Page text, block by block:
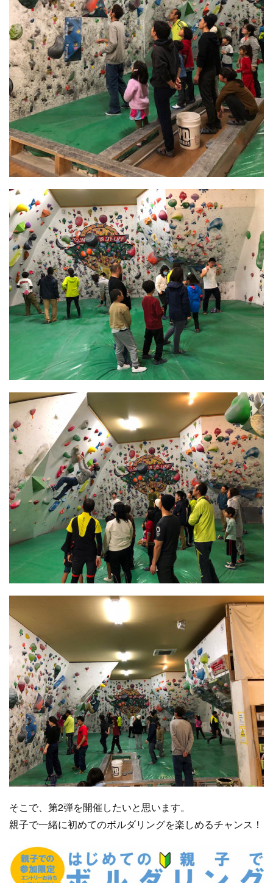
そこで、第2弾を開催したいと思います。
親子で一緒に初めてのボルダリングを楽しめるチャンス！